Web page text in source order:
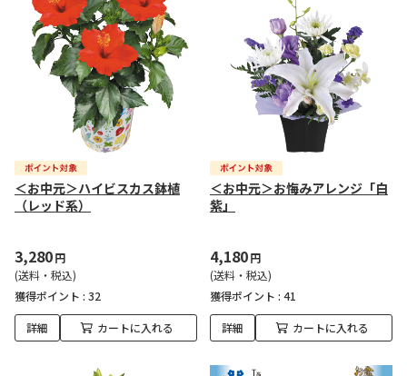
＜お中元＞ハイビスカス鉢植
（レッド系）
3,280円
(送料・税込)
獲得ポイント : 32
詳細 カートに入れる
＜お中元＞お悔みアレンジ「白
紫」
4,180円
(送料・税込)
獲得ポイント : 41
詳細 カートに入れる